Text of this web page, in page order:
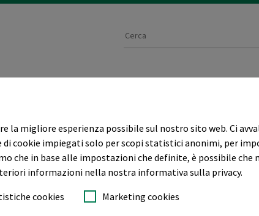
la migliore esperienza possibile sul nostro sito web. Ci
cookie impiegati solo per scopi statistici anonimi, per
che in base alle impostazioni che definite, è possibile
informazioni nella nostra informativa sulla privacy.
cookies
Marketing cookies
STRUMENTI PER RICAMO